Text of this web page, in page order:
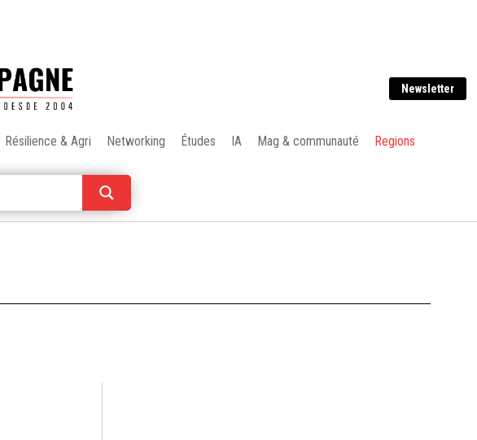
Newsletter
Résilience & Agri Networking Études IA Mag & communauté Regions